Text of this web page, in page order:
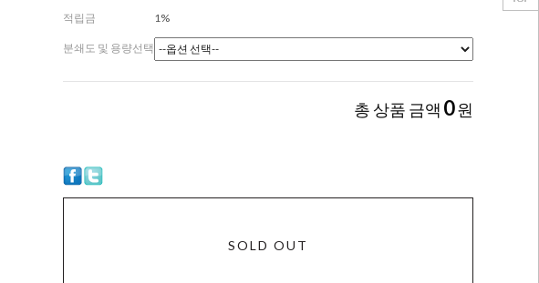
적립금
1%
분쇄도 및 용량선택
총 상품 금액 0원
SOLD OUT